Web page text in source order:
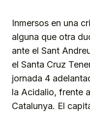
Inmersos en una
alguna que otra
ante el Sant
el Santa Cruz
jornada 4
la Acidalio, frente
Catalunya. El